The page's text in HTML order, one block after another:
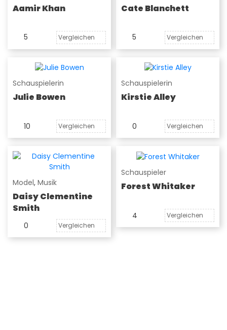
Aamir Khan
5 Vergleichen
Cate Blanchett
5 Vergleichen
Schauspielerin
Julie Bowen
10 Vergleichen
Schauspielerin
Kirstie Alley
0 Vergleichen
Model, Musik
Daisy Clementine
Smith
0 Vergleichen
Schauspieler
Forest Whitaker
4 Vergleichen